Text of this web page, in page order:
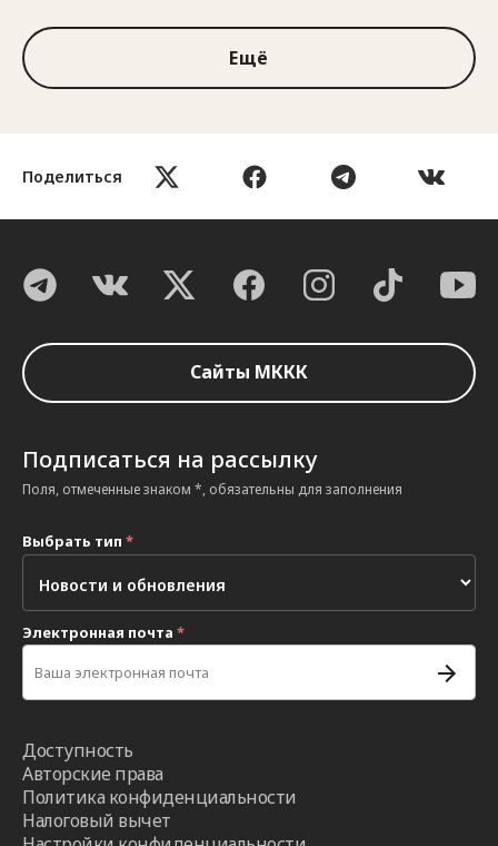
Поделиться
Ещё
Сайты МККК
Подписаться на рассылку
Поля, отмеченные знаком *, обязательны для заполнения
Выбрать тип *
Электронная почта *
Доступность
Авторские права
Политика конфиденциальности
Налоговый вычет